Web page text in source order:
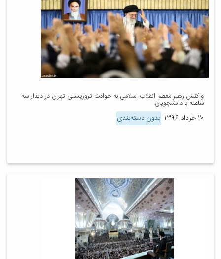
واکنش رهبر معظم انقلاب اسلامی به حوادث تروریستی تهران در دیدار سه
ساعته با دانشجویان:
۲۰ خرداد ۱۳۹۶ بدون دسته‌بندی